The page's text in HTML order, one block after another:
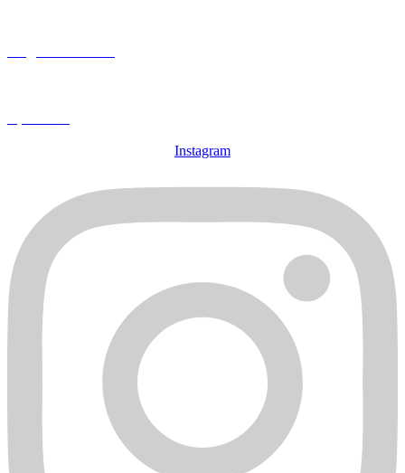
Instagram